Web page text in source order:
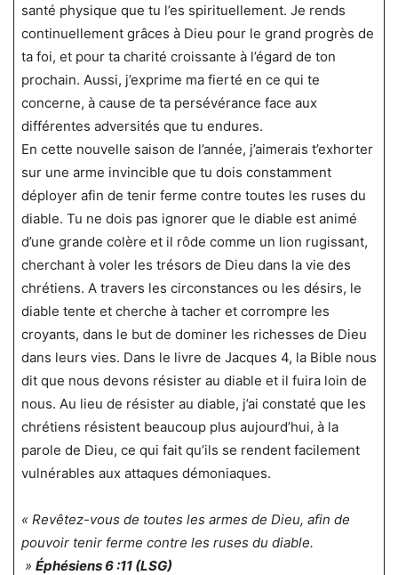
santé physique que tu l’es spirituellement. Je rends
continuellement grâces à Dieu pour le grand progrès de
ta foi, et pour ta charité croissante à l’égard de ton
prochain. Aussi, j’exprime ma fierté en ce qui te
concerne, à cause de ta persévérance face aux
différentes adversités que tu endures.
En cette nouvelle saison de l’année, j’aimerais t’exhorter
sur une arme invincible que tu dois constamment
déployer afin de tenir ferme contre toutes les ruses du
diable. Tu ne dois pas ignorer que le diable est animé
d’une grande colère et il rôde comme un lion rugissant,
cherchant à voler les trésors de Dieu dans la vie des
chrétiens. A travers les circonstances ou les désirs, le
diable tente et cherche à tacher et corrompre les
croyants, dans le but de dominer les richesses de Dieu
dans leurs vies. Dans le livre de Jacques 4, la Bible nous
dit que nous devons résister au diable et il fuira loin de
nous. Au lieu de résister au diable, j’ai constaté que les
chrétiens résistent beaucoup plus aujourd’hui, à la
parole de Dieu, ce qui fait qu’ils se rendent facilement
vulnérables aux attaques démoniaques.
« Revêtez-vous de toutes les armes de Dieu, afin de
pouvoir tenir ferme contre les ruses du diable.
» Éphésiens 6 :11 (LSG)